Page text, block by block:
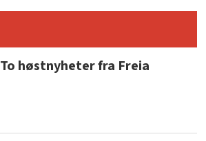
To høstnyheter fra Freia